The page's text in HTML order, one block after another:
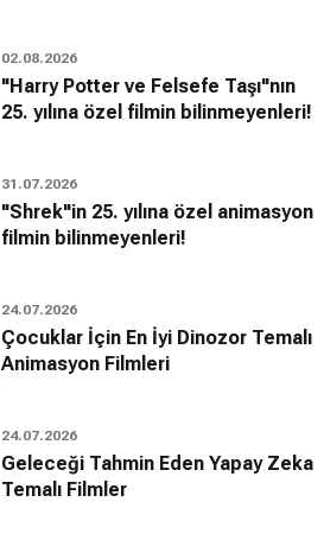
02.08.2026
"Harry Potter ve Felsefe Taşı"nın
25. yılına özel filmin bilinmeyenleri!
31.07.2026
"Shrek"in 25. yılına özel animasyon
filmin bilinmeyenleri!
24.07.2026
Çocuklar İçin En İyi Dinozor Temalı
Animasyon Filmleri
24.07.2026
Geleceği Tahmin Eden Yapay Zeka
Temalı Filmler